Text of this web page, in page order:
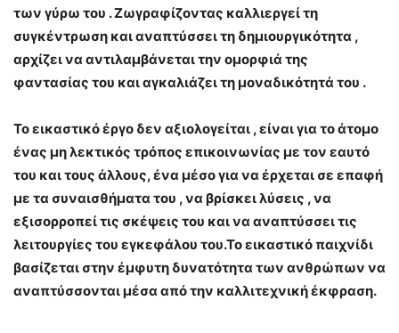
των γύρω του . Zωγραφίζοντας καλλιεργεί τη
συγκέντρωση και αναπτύσσει τη δημιουργικότητα ,
αρχίζει να αντιλαμβάνεται την ομορφιά της
φαντασίας του και αγκαλιάζει τη μοναδικότητά του .
Το εικαστικό έργο δεν αξιολογείται , είναι για το άτομο
ένας μη λεκτικός τρόπος επικοινωνίας με τον εαυτό
του και τους άλλους, ένα μέσο για να έρχεται σε επαφή
με τα συναισθήματα του , να βρίσκει λύσεις , να
εξισορροπεί τις σκέψεις του και να αναπτύσσει τις
λειτουργίες του εγκεφάλου του.Το εικαστικό παιχνίδι
βασίζεται στην έμφυτη δυνατότητα των ανθρώπων να
αναπτύσσονται μέσα από την καλλιτεχνική έκφραση.